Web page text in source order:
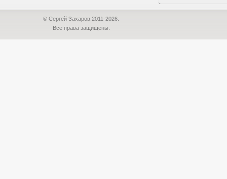
© Сергей Захаров.2011-2026.
Все права защищены.